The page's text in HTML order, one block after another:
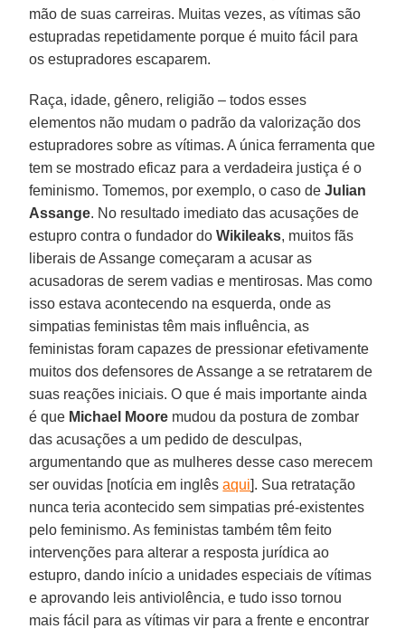
mão de suas carreiras. Muitas vezes, as vítimas são
estupradas repetidamente porque é muito fácil para
os estupradores escaparem.
Raça, idade, gênero, religião – todos esses
elementos não mudam o padrão da valorização dos
estupradores sobre as vítimas. A única ferramenta que
tem se mostrado eficaz para a verdadeira justiça é o
feminismo. Tomemos, por exemplo, o caso deJulian
Assange. No resultado imediato das acusações de
estupro contra o fundador doWikileaks, muitos fãs
liberais de Assange começaram a acusar as
acusadoras de serem vadias e mentirosas. Mas como
isso estava acontecendo na esquerda, onde as
simpatias feministas têm mais influência, as
feministas foram capazes de pressionar efetivamente
muitos dos defensores de Assange a se retratarem de
suas reações iniciais. O que é mais importante ainda
é que Michael Moore mudou da postura de zombar
das acusações a um pedido de desculpas,
argumentando que as mulheres desse caso merecem
ser ouvidas [notícia em inglêsaqui]. Sua retratação
nunca teria acontecido sem simpatias pré-existentes
pelo feminismo. As feministas também têm feito
intervenções para alterar a resposta jurídica ao
estupro, dando início a unidades especiais de vítimas
e aprovando leis antiviolência, e tudo isso tornou
mais fácil para as vítimas vir para a frente e encontrar